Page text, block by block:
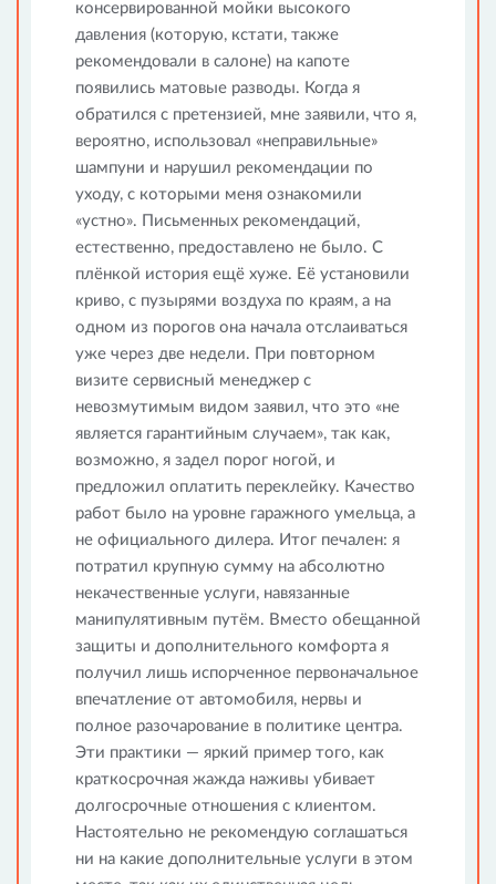
консервированной мойки высокого
давления (которую, кстати, также
рекомендовали в салоне) на капоте
появились матовые разводы. Когда я
обратился с претензией, мне заявили, что я,
вероятно, использовал «неправильные»
шампуни и нарушил рекомендации по
уходу, с которыми меня ознакомили
«устно». Письменных рекомендаций,
естественно, предоставлено не было. С
плёнкой история ещё хуже. Её установили
криво, с пузырями воздуха по краям, а на
одном из порогов она начала отслаиваться
уже через две недели. При повторном
визите сервисный менеджер с
невозмутимым видом заявил, что это «не
является гарантийным случаем», так как,
возможно, я задел порог ногой, и
предложил оплатить переклейку. Качество
работ было на уровне гаражного умельца, а
не официального дилера. Итог печален: я
потратил крупную сумму на абсолютно
некачественные услуги, навязанные
манипулятивным путём. Вместо обещанной
защиты и дополнительного комфорта я
получил лишь испорченное первоначальное
впечатление от автомобиля, нервы и
полное разочарование в политике центра.
Эти практики — яркий пример того, как
краткосрочная жажда наживы убивает
долгосрочные отношения с клиентом.
Настоятельно не рекомендую соглашаться
ни на какие дополнительные услуги в этом